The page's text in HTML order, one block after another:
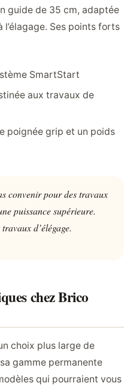
guide de 35 cm, adaptée
l’élagage. Ses points forts
SmartStart
aux travaux de
poignée grip et un poids
convenir pour des travaux
puissance supérieure.
d’élégage.
chez Brico
choix plus large de
gamme permanente
qui pourraient vous